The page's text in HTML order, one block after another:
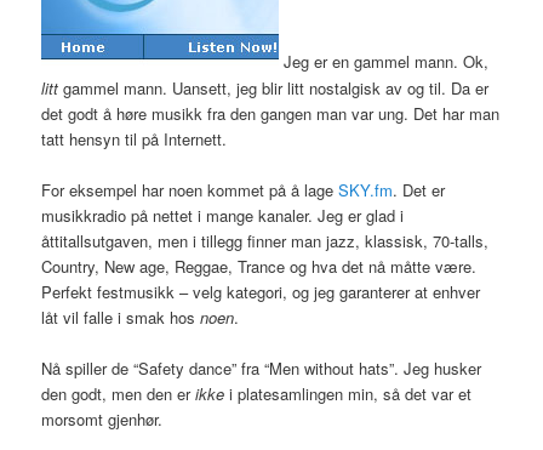
Jeg er en gammel mann. Ok,
litt gammel mann. Uansett, jeg blir litt nostalgisk av og til. Da er
det godt å høre musikk fra den gangen man var ung. Det har man
tatt hensyn til på Internett.
For eksempel har noen kommet på å lageSKY.fm. Det er
musikkradio på nettet i mange kanaler. Jeg er glad i
åttitallsutgaven, men i tillegg finner man jazz, klassisk, 70-talls,
Country, New age, Reggae, Trance og hva det nå måtte være.
Perfekt festmusikk – velg kategori, og jeg garanterer at enhver
låt vil falle i smak hosnoen.
Nå spiller de “Safety dance” fra “Men without hats”. Jeg husker
den godt, men den erikke i platesamlingen min, så det var et
morsomt gjenhør.